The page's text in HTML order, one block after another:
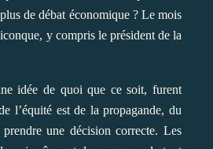
de débat économique ? Le mois
y compris le président de la
idée de quoi que ce soit, furent
l’équité est de la propagande, du
une décision correcte. Les